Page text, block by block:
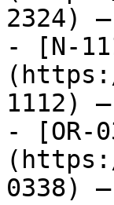
2324)
- [N-
1112)
- [OR-
0338) —